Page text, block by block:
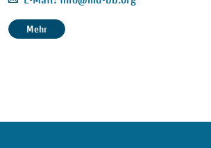
Mehr